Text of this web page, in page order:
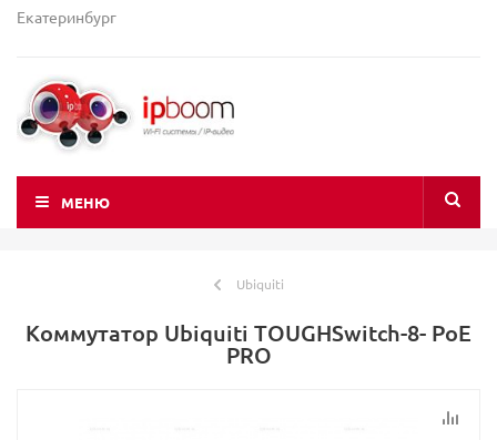
Екатеринбург
МЕНЮ
Ubiquiti
Коммутатор Ubiquiti TOUGHSwitch-8- PoE
PRO